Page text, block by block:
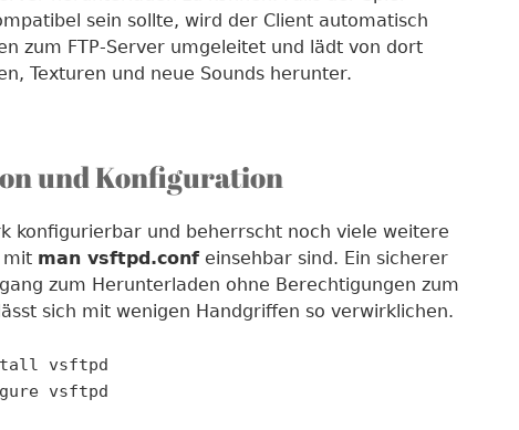
sein sollte, wird der Client automatisch
zum FTP-Server umgeleitet und lädt von dort
Texturen und neue Sounds herunter.
und Konfiguration
konfigurierbar und beherrscht noch viele weitere
mit man vsftpd.conf einsehbar sind. Ein sicherer
zum Herunterladen ohne Berechtigungen zum
sich mit wenigen Handgriffen so verwirklichen.
vsftpd
vsftpd